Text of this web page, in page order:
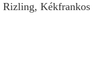
Rizling, Kékfrankos